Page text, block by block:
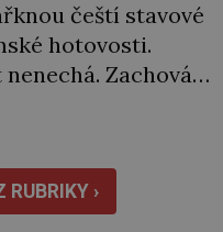
čeští stavové
hotovosti.
Zachová
Jindřich Michal
se v ní nudí. 10letý
[…]
›